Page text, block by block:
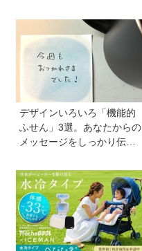
星」が、天秤座と蠍座に長
期滞在を開始！
デザインいろいろ「機能的
ふせん」3選。あなたからの
メッセージをしっかり伝え
り残します！